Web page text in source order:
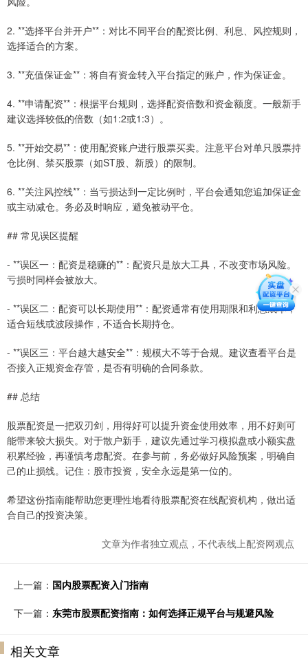
2. **选择平台并开户**：对比不同平台的配资比例、利息、风控规则，
选择适合的方案。
3. **充值保证金**：将自有资金转入平台指定的账户，作为保证金。
4. **申请配资**：根据平台规则，选择配资倍数和资金额度。一般新手
建议选择较低的倍数（如1:2或1:3）。
5. **开始交易**：使用配资账户进行股票买卖。注意平台对单只股票持
仓比例、禁买股票（如ST股、新股）的限制。
6. **关注风控线**：当亏损达到一定比例时，平台会通知您追加保证金
或主动减仓。务必及时响应，避免被动平仓。
## 常见误区提醒
- **误区一：配资是稳赚的**：配资只是放大工具，不改变市场风险。
亏损时同样会被放大。
- **误区二：配资可以长期使用**：配资通常有使用期限和利息成本，
适合短线或波段操作，不适合长期持仓。
- **误区三：平台越大越安全**：规模大不等于合规。建议查看平台是
否接入正规资金存管，是否有明确的合同条款。
## 总结
股票配资是一把双刃剑，用得好可以提升资金使用效率，用不好则可
能带来较大损失。对于散户新手，建议先通过学习模拟盘或小额实盘
积累经验，再谨慎考虑配资。在参与前，务必做好风险预案，明确自
己的止损线。记住：股市投资，安全永远是第一位的。
希望这份指南能帮助您更理性地看待股票配资在线配资机构，做出适
合自己的投资决策。
文章为作者独立观点，不代表线上配资网观点
上一篇： 国内股票配资入门指南
下一篇： 东莞市股票配资指南：如何选择正规平台与规避风险
相关文章